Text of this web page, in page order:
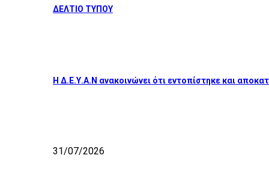
ΔΕΛΤΙΟ ΤΥΠΟΥ
Η Δ.Ε.Υ.Α.Ν ανακοινώνει ότι εντοπίστηκε και
31/07/2026